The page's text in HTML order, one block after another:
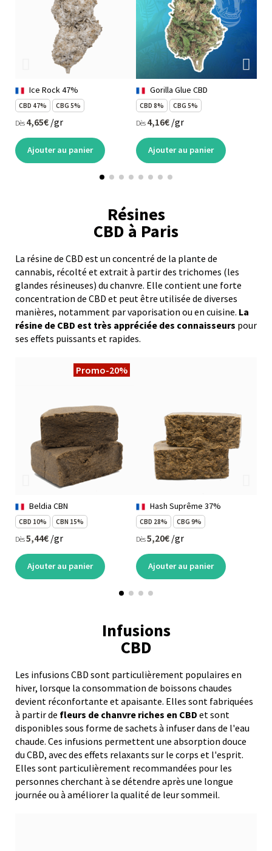
Ice Rock 47%
CBD 47% CBG 5%
Dès 4,65€ /gr
Ajouter au panier
Gorilla Glue CBD
CBD 8% CBG 5%
Dès 4,16€ /gr
Ajouter au panier
Résines
CBD à Paris
La résine de CBD est un concentré de la plante de
cannabis, récolté et extrait à partir des trichomes (les
glandes résineuses) du chanvre. Elle contient une forte
concentration de CBD et peut être utilisée de diverses
manières, notamment par vaporisation ou en cuisine. La
résine de CBD est très appréciée des connaisseurs pour
ses effets puissants et rapides.
Promo-20%
Beldia CBN
CBD 10% CBN 15%
Dès5,44€ /gr
Ajouter au panier
Hash Suprême 37%
CBD 28% CBG 9%
Dès5,20€ /gr
Ajouter au panier
Infusions
CBD
Les infusions CBD sont particulièrement populaires en
hiver, lorsque la consommation de boissons chaudes
devient réconfortante et apaisante. Elles sont fabriquées
à partir de fleurs de chanvre riches en CBD et sont
disponibles sous forme de sachets à infuser dans de l'eau
chaude. Ces infusions permettent une absorption douce
du CBD, avec des effets relaxants sur le corps et l'esprit.
Elles sont particulièrement recommandées pour les
personnes cherchant à se détendre après une longue
journée ou à améliorer la qualité de leur sommeil.